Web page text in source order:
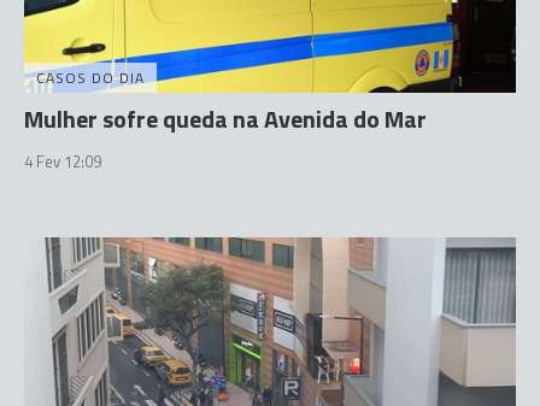
CASOS DO DIA
Mulher sofre queda na Avenida do Mar
4 Fev 12:09